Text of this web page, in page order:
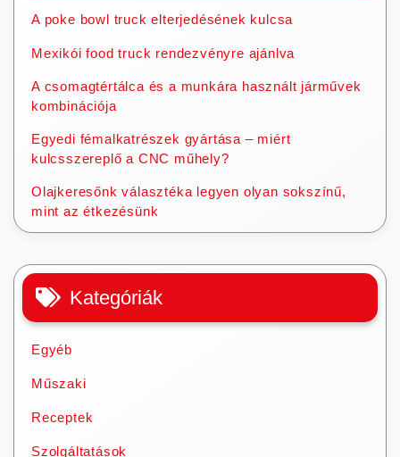
A poke bowl truck elterjedésének kulcsa
Mexikói food truck rendezvényre ajánlva
A csomagtértálca és a munkára használt járművek
kombinációja
Egyedi fémalkatrészek gyártása – miért
kulcsszereplő a CNC műhely?
Olajkeresőnk választéka legyen olyan sokszínű,
mint az étkezésünk
Kategóriák
Egyéb
Műszaki
Receptek
Szolgáltatások